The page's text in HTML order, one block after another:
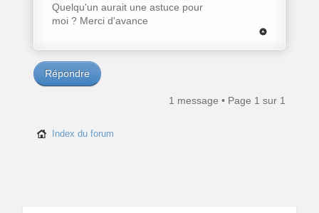
Quelqu'un aurait une astuce pour
moi ? Merci d'avance
Répondre
1 message • Page 1 sur 1
Index du forum